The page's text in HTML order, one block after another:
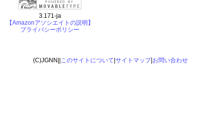
3.171-ja
【Amazonアソシエイトの説明】
プライバシーポリシー
(C)JGNN|| このサイトについて サイトマップ| お問い合わせ